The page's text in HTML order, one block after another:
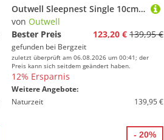
Outwell Sleepnest Single 10cm Isomatte
von Outwell
Bester Preis
123,20 € 139,95 €
gefunden bei Bergzeit
zuletzt überprüft am 06.08.2026 um 00:41; der
Preis kann sich seitdem geändert haben.
12% Ersparnis
Weitere Angebote:
Naturzeit
139,95 €
- 20%